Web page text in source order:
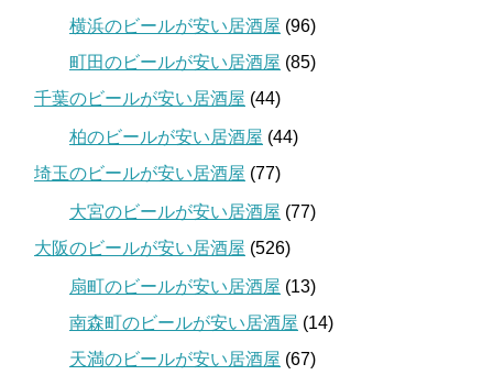
横浜のビールが安い居酒屋 (96)
町田のビールが安い居酒屋 (85)
千葉のビールが安い居酒屋 (44)
柏のビールが安い居酒屋 (44)
埼玉のビールが安い居酒屋 (77)
大宮のビールが安い居酒屋 (77)
大阪のビールが安い居酒屋 (526)
扇町のビールが安い居酒屋 (13)
南森町のビールが安い居酒屋 (14)
天満のビールが安い居酒屋 (67)